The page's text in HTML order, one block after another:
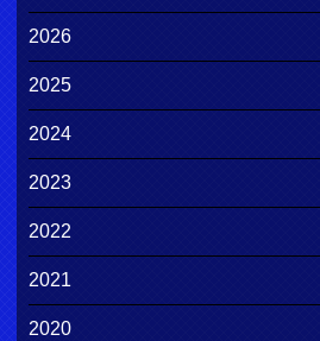
2026
2025
2024
2023
2022
2021
2020